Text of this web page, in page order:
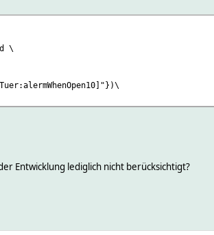
\
Entwicklung lediglich nicht berücksichtigt?